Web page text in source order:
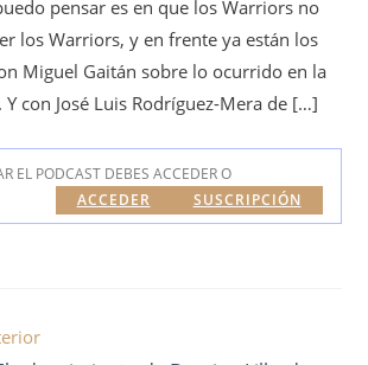
pensar es en que los Warriors no
los Warriors, y en frente ya están los
Miguel Gaitán sobre lo ocurrido en la
Y con José Luis Rodríguez-Mera de […]
EL PODCAST DEBES ACCEDER O
SUSCRIPCIÓN
ACCEDER